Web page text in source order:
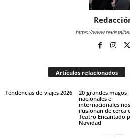
https://
Artículos relacionados
Tendencias de viajes 2026
20 grandes magos
nacionales e
internacionales nos
ilusionan de cerca
Teatro Encantado
Navidad